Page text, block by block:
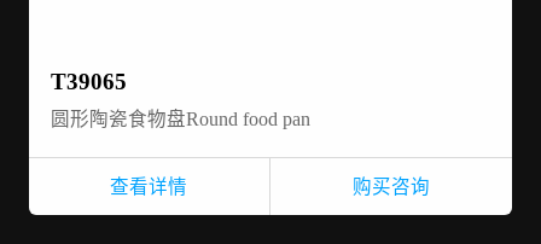
T39065
圆形陶瓷食物盘Round food pan
查看详情 购买咨询